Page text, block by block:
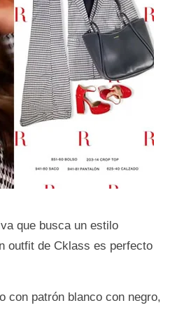
que busca un estilo
outfit de Cklass es perfecto
con patrón blanco con negro,